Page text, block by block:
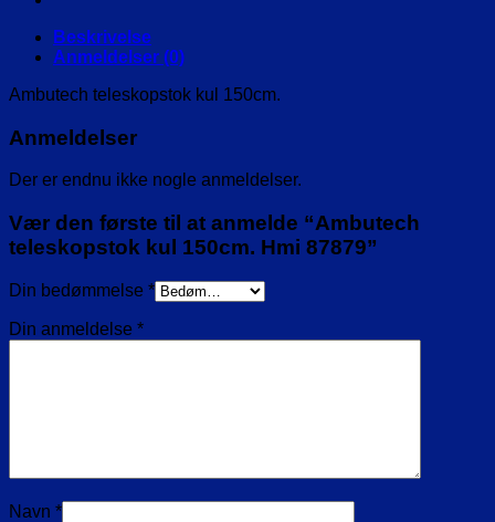
Beskrivelse
Anmeldelser (0)
Ambutech teleskopstok kul 150cm.
Anmeldelser
Der er endnu ikke nogle anmeldelser.
Vær den første til at anmelde “Ambutech
teleskopstok kul 150cm. Hmi 87879”
Din bedømmelse *
Din anmeldelse *
Navn *